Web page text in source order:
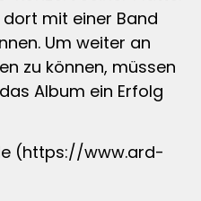
mit einer Band
Um weiter an
zu können, müssen
Album ein Erfolg
(https://www.ard-